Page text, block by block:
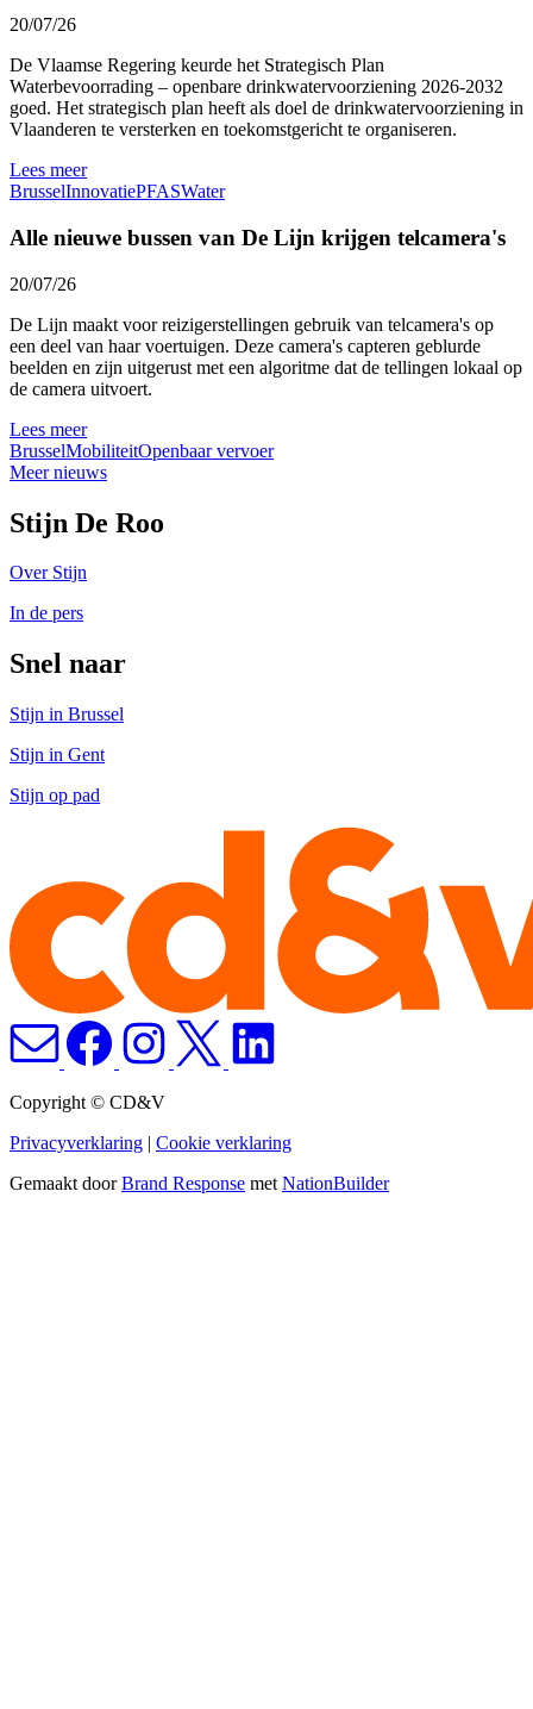
20/07/26
De Vlaamse Regering keurde het Strategisch Plan
Waterbevoorrading – openbare drinkwatervoorziening 2026-2032
goed. Het strategisch plan heeft als doel de drinkwatervoorziening in
Vlaanderen te versterken en toekomstgericht te organiseren.
Lees meer
BrusselInnovatiePFASWater
Alle nieuwe bussen van De Lijn krijgen telcamera's
20/07/26
De Lijn maakt voor reizigerstellingen gebruik van telcamera's op
een deel van haar voertuigen. Deze camera's capteren geblurde
beelden en zijn uitgerust met een algoritme dat de tellingen lokaal op
de camera uitvoert.
Lees meer
BrusselMobiliteitOpenbaar vervoer
Meer nieuws
Stijn De Roo
Over Stijn
In de pers
Snel naar
Stijn in Brussel
Stijn in Gent
Stijn op pad
Copyright © CD&V
Privacyverklaring | Cookie verklaring
Gemaakt doorBrand Response met NationBuilder